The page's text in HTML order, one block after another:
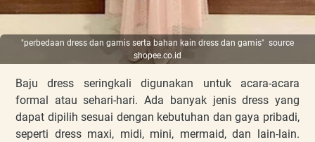
"perbedaan dress dan gamis serta bahan kain dress dan gamis" source
shopee.co.id
Baju dress seringkali digunakan untuk acara-acara
formal atau sehari-hari. Ada banyak jenis dress yang
dapat dipilih sesuai dengan kebutuhan dan gaya pribadi,
seperti dress maxi, midi, mini, mermaid, dan lain-lain.